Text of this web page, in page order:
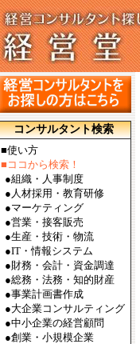
コンサルタント検索
■使い方
■ココから検索！
●組織・人事制度
● 人材採用・教育研修
●マーケティング
●営業・接客販売
●生産・技術・物流
●IT・情報システム
●財務・会計・資金調達
●総務・法務・知的財産
●事業計画書作成
●大企業コンサルティング
●中小企業の経営顧問
●創業・小規模企業